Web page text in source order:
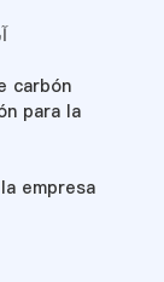
carbón
para la
empresa